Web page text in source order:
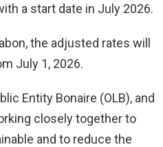
a start date in July 2026.
the adjusted rates will
July 1, 2026.
Entity Bonaire (OLB), and
closely together to
and to reduce the